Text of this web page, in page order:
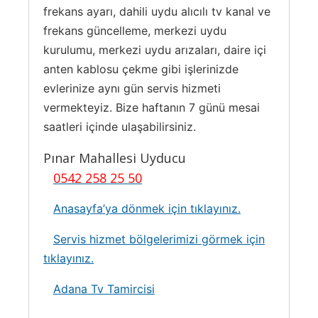
frekans ayarı, dahili uydu alıcılı tv kanal ve
frekans güncelleme, merkezi uydu
kurulumu, merkezi uydu arızaları, daire içi
anten kablosu çekme gibi işlerinizde
evlerinize aynı gün servis hizmeti
vermekteyiz. Bize haftanın 7 günü mesai
saatleri içinde ulaşabilirsiniz.
Pınar Mahallesi Uyducu
0542 258 25 50
Anasayfa’ya dönmek için tıklayınız.
Servis hizmet bölgelerimizi görmek için
tıklayınız.
Adana Tv Tamircisi